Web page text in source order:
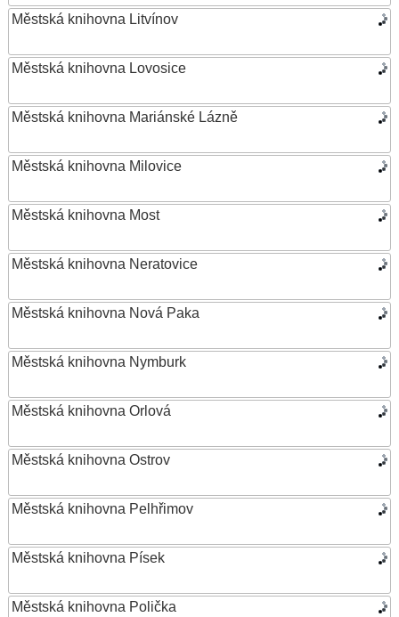
Městská knihovna Litvínov
Městská knihovna Lovosice
Městská knihovna Mariánské Lázně
Městská knihovna Milovice
Městská knihovna Most
Městská knihovna Neratovice
Městská knihovna Nová Paka
Městská knihovna Nymburk
Městská knihovna Orlová
Městská knihovna Ostrov
Městská knihovna Pelhřimov
Městská knihovna Písek
Městská knihovna Polička